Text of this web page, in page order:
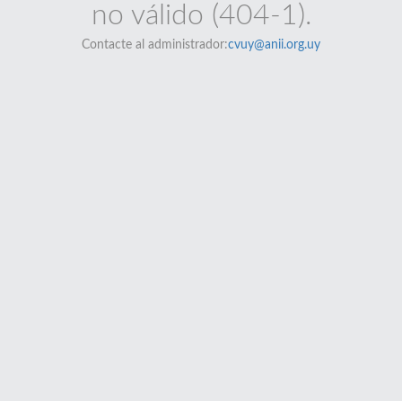
no válido (404-1).
Contacte al administrador:cvuy@anii.org.uy